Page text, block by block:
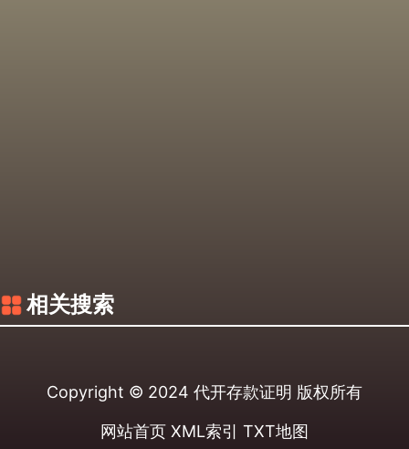
相关搜索
Copyright © 2024 代开存款证明 版权所有
网站首页 XML索引 TXT地图